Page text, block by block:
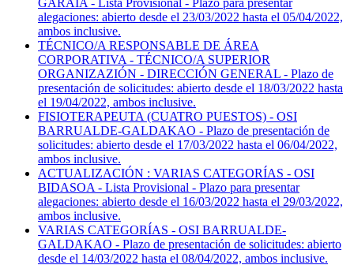
alegaciones: abierto desde el 23/03/2022 hasta el 05/04/2022,
ambos inclusive.
TÉCNICO/A RESPONSABLE DE ÁREA
CORPORATIVA - TÉCNICO/A SUPERIOR
ORGANIZAZIÓN - DIRECCIÓN GENERAL - Plazo de
presentación de solicitudes: abierto desde el 18/03/2022 hasta
el 19/04/2022, ambos inclusive.
FISIOTERAPEUTA (CUATRO PUESTOS) - OSI
BARRUALDE-GALDAKAO - Plazo de presentación de
solicitudes: abierto desde el 17/03/2022 hasta el 06/04/2022,
ambos inclusive.
ACTUALIZACIÓN : VARIAS CATEGORÍAS - OSI
BIDASOA - Lista Provisional - Plazo para presentar
alegaciones: abierto desde el 16/03/2022 hasta el 29/03/2022,
ambos inclusive.
VARIAS CATEGORÍAS - OSI BARRUALDE-
GALDAKAO - Plazo de presentación de solicitudes: abierto
desde el 14/03/2022 hasta el 08/04/2022, ambos inclusive.